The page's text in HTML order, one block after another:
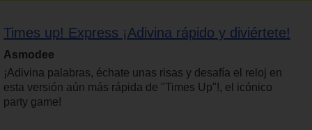
Times up! Express ¡Adivina rápido y diviértete!
Asmodee
¡Adivina palabras, échate unas risas y desafía el reloj en
esta versión aún más rápida de "Times Up"!, el icónico
party game!